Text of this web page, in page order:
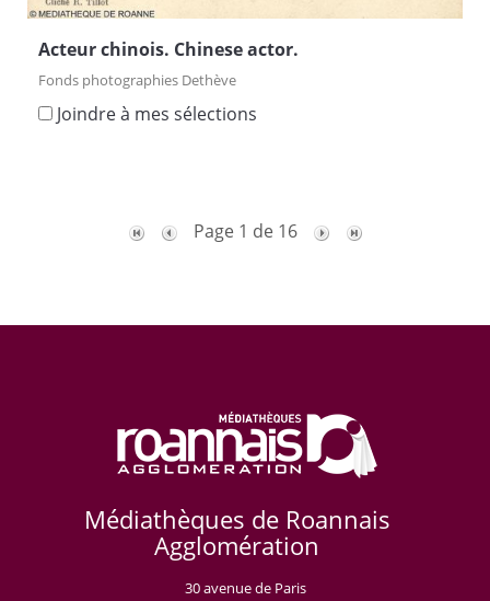
Acteur chinois. Chinese actor.
Fonds photographies Dethève
Joindre à mes sélections
Page 1 de 16
Médiathèques de Roannais
Agglomération
30 avenue de Paris